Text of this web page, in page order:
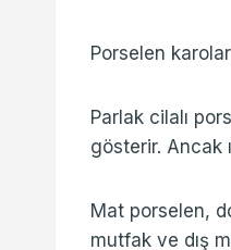
Porselen
Parlak cilalı
gösterir. Ancak
Mat porselen,
mutfak ve dış